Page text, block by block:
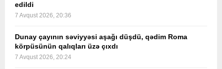
edildi
7 Avqust 2026, 20:36
Dunay çayının səviyyəsi aşağı düşdü, qədim Roma
körpüsünün qalıqları üzə çıxdı
7 Avqust 2026, 20:24